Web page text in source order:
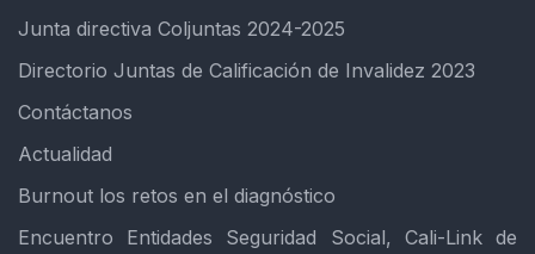
Junta directiva Coljuntas 2024-2025
Directorio Juntas de Calificación de Invalidez 2023
Contáctanos
Actualidad
Burnout los retos en el diagnóstico
Encuentro Entidades Seguridad Social, Cali-Link de